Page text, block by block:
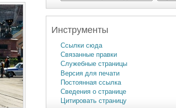
Инструменты
Ссылки сюда
Связанные правки
Служебные страницы
Версия для печати
Постоянная ссылка
Сведения о странице
Цитировать страницу